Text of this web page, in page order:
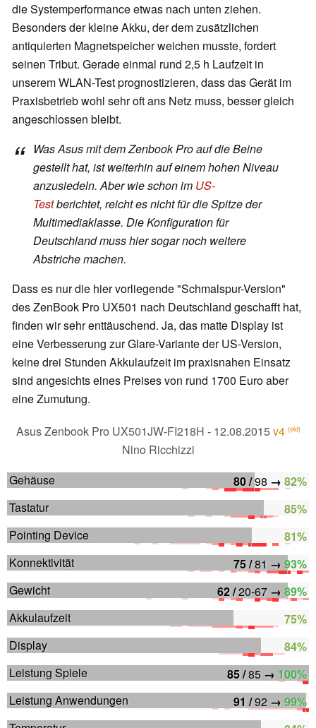
die Systemperformance etwas nach unten ziehen.
Besonders der kleine Akku, der dem zusätzlichen
antiquierten Magnetspeicher weichen musste, fordert
seinen Tribut. Gerade einmal rund 2,5 h Laufzeit in
unserem WLAN-Test prognostizieren, dass das Gerät im
Praxisbetrieb wohl sehr oft ans Netz muss, besser gleich
angeschlossen bleibt.
Was Asus mit dem Zenbook Pro auf die Beine
gestellt hat, ist weiterhin auf einem hohen Niveau
anzusiedeln. Aber wie schon im US-
Testberichtet, reicht es nicht für die Spitze der
Multimediaklasse. Die Konfiguration für
Deutschland muss hier sogar noch weitere
Abstriche machen.
Dass es nur die hier vorliegende "Schmalspur-Version"
des ZenBook Pro UX501 nach Deutschland geschafft hat,
finden wir sehr enttäuschend. Ja, das matte Display ist
eine Verbesserung zur Glare-Variante der US-Version,
keine drei Stunden Akkulaufzeit im praxisnahen Einsatz
sind angesichts eines Preises von rund 1700 Euro aber
eine Zumutung.
Asus Zenbook Pro UX501JW-FI218H - 12.08.2015v4 (old)
Nino Ricchizzi
Gehäuse
80 /98 → 82%
Tastatur
85%
Pointing Device
81%
Konnektivität
75 /81 → 93%
Gewicht
62 /20-67 → 89%
Akkulaufzeit
75%
Display
84%
Leistung Spiele
85 /85 → 100%
Leistung Anwendungen
91 /92 → 99%